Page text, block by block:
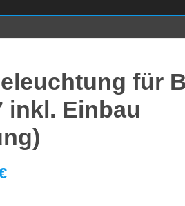
für
inkl. Einbau